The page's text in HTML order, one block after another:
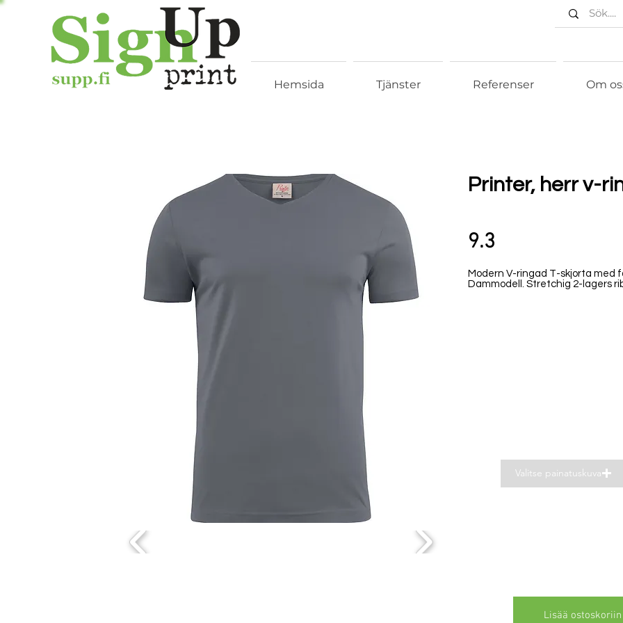
Hemsida Tjänster Referenser Om
Printer, herr v-
9.3
Modern V-ringad T-skjorta med
Dammodell. Stretchig 2-lagers
Valitse painatuskuva
Lisää ostoskoriin